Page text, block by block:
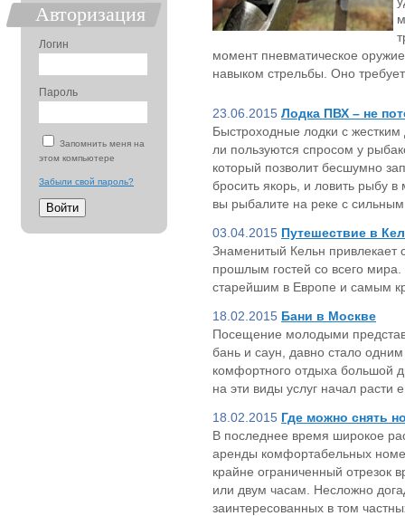
момент пневматическое
навыком стрельбы. Оно
23.06.2015 Лодка ПВХ – не
Быстроходные лодки с
ли пользуются спросом у
который позволит бесшумно
бросить якорь, и ловить рыбу
вы рыбалите на реке с
03.04.2015 Путешествие в
Знаменитый Кельн привлекает
прошлым гостей со всего мира.
старейшим в Европе и самым
18.02.2015 Бани в Москве
Посещение молодыми
бань и саун, давно стало одним
комфортного отдыха большой
на эти виды услуг начал расти
18.02.2015 Где можно снять
В последнее время широкое
аренды комфортабельных
крайне ограниченный отрезок
или двум часам. Несложно
заинтересованных в том
Авторизация
Логин
Пароль
Запомнить меня на
этом компьютере
Забыли свой пароль?